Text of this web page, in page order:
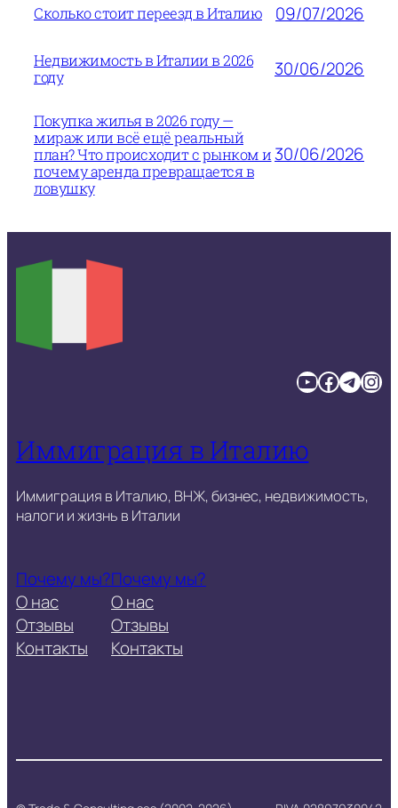
Сколько стоит переезд в Италию 09/07/2026
Недвижимость в Италии в 2026
году
30/06/2026
Покупка жилья в 2026 году —
мираж или всё ещё реальный
план? Что происходит с рынком и
почему аренда превращается в
ловушку
30/06/2026
YouTube Facebook TelegramInstagram
Иммиграция в Италию
Иммиграция в Италию, ВНЖ, бизнес, недвижимость,
налоги и жизнь в Италии
Почему мы?
О нас
Отзывы
Контакты
Почему мы?
О нас
Отзывы
Контакты